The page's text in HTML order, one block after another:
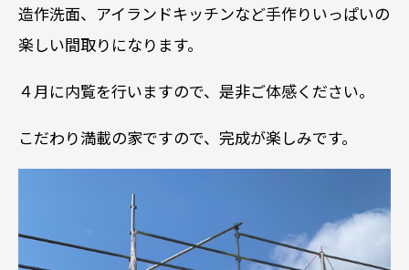
造作洗面、アイランドキッチンなど手作りいっぱいの
楽しい間取りになります。
４月に内覧を行いますので、是非ご体感ください。
こだわり満載の家ですので、完成が楽しみです。